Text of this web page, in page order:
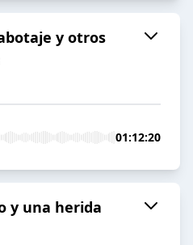
y otros
01:12:20
y una herida